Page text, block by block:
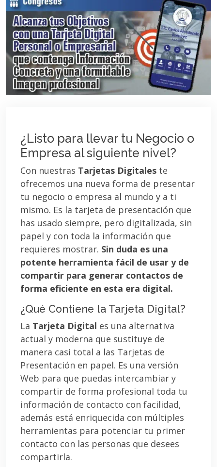
¿Listo para llevar tu Negocio o
Empresa al siguiente nivel?
Con nuestras Tarjetas Digitales te
ofrecemos una nueva forma de presentar
tu negocio o empresa al mundo y a ti
mismo. Es la tarjeta de presentación que
has usado siempre, pero digitalizada, sin
papel y con toda la información que
requieres mostrar. Sin duda es una
potente herramienta fácil de usar y de
compartir para generar contactos de
forma eficiente en esta era digital.
¿Qué Contiene la Tarjeta Digital?
La Tarjeta Digital es una alternativa
actual y moderna que sustituye de
manera casi total a las Tarjetas de
Presentación en papel. Es una versión
Web para que puedas intercambiar y
compartir de forma profesional toda tu
información de contacto con facilidad,
además está enriquecida con múltiples
herramientas para potenciar tu primer
contacto con las personas que desees
compartirla.